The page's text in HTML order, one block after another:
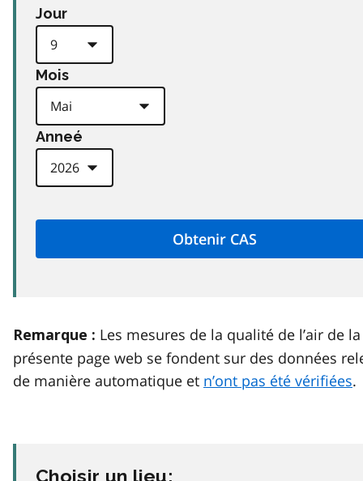
Jour
Mois
Anneé
Remarque : Les mesures de la qualité de l’air de la
présente page web se fondent sur des données
de manière automatique et n’ont pas été vérifiées.
Choisir un lieu: